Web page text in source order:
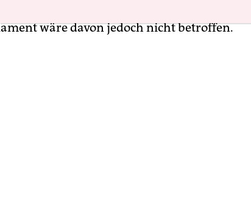
wäre davon jedoch nicht betroffen.